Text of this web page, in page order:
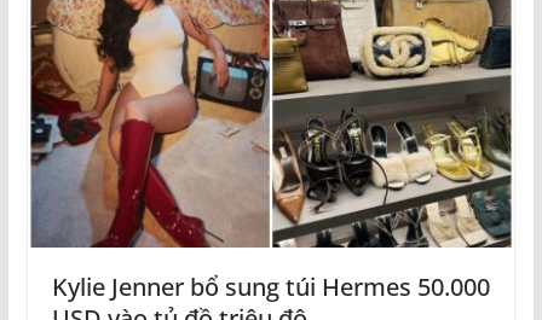
Kylie Jenner bổ sung túi Hermes 50.000